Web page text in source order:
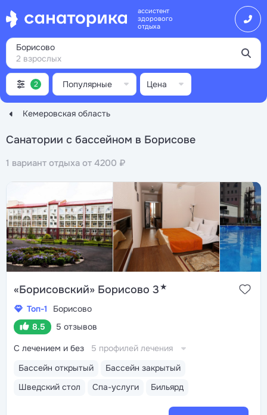
ассистент
здорового
отдыха
Кемеровская область
Борисово
2 взрослых
Санатории с бассейном в Борисове
1 вариант отдыха от 4200 ₽
2 Популярные Цена
«Борисовский» Борисово 3★
Топ-1
Борисово
8.5
5 отзывов
Бассейн открытый
Бассейн закрытый
Шведский стол
Спа-услуги Бильярд
С лечением и без 5 профилей лечения